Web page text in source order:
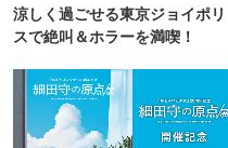
涼しく過ごせる東京ジョイポリ
スで絶叫＆ホラーを満喫！